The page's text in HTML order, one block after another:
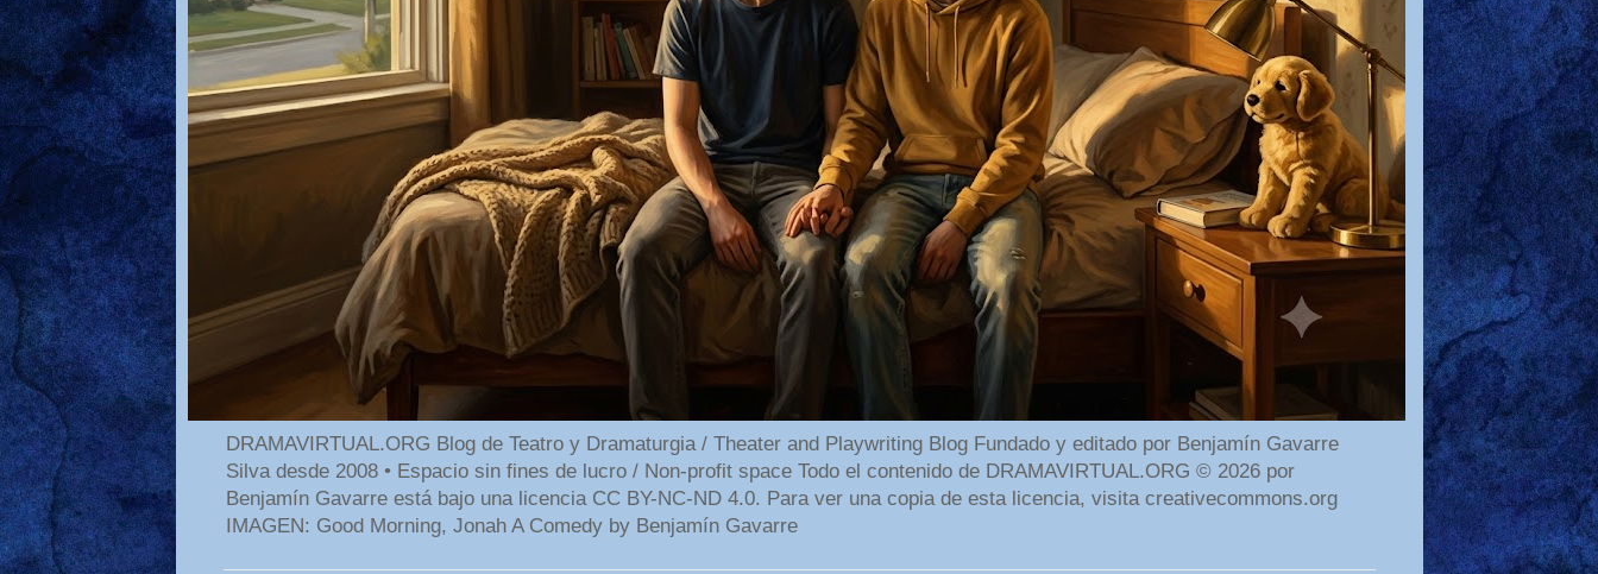
DRAMAVIRTUAL.ORG Blog de Teatro y Dramaturgia / Theater and Playwriting Blog Fundado y editado por Benjamín Gavarre
Silva desde 2008 • Espacio sin fines de lucro / Non-profit space Todo el contenido de DRAMAVIRTUAL.ORG © 2026 por
Benjamín Gavarre está bajo una licencia CC BY-NC-ND 4.0. Para ver una copia de esta licencia, visita creativecommons.org
IMAGEN: Good Morning, Jonah A Comedy by Benjamín Gavarre